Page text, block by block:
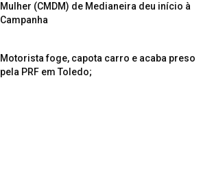
Mulher (CMDM) de Medianeira deu início à
Campanha
Motorista foge, capota carro e acaba preso
pela PRF em Toledo;